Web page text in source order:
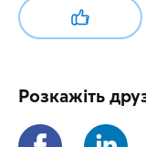
Розкажіть